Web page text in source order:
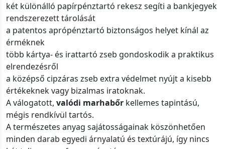
két különálló papírpénztartó rekesz segíti a bankjegyek
rendszerezett tárolását
a patentos aprópénztartó biztonságos helyet kínál az
érméknek
több kártya- és irattartó zseb gondoskodik a praktikus
elrendezésről
a középső cipzáras zseb extra védelmet nyújt a kisebb
értékeknek vagy bizalmas iratoknak.
A válogatott, valódi marhabőr kellemes tapintású,
mégis rendkívül tartós.
A természetes anyag sajátosságainak köszönhetően
minden darab egyedi árnyalatú és textúrájú, így nincs